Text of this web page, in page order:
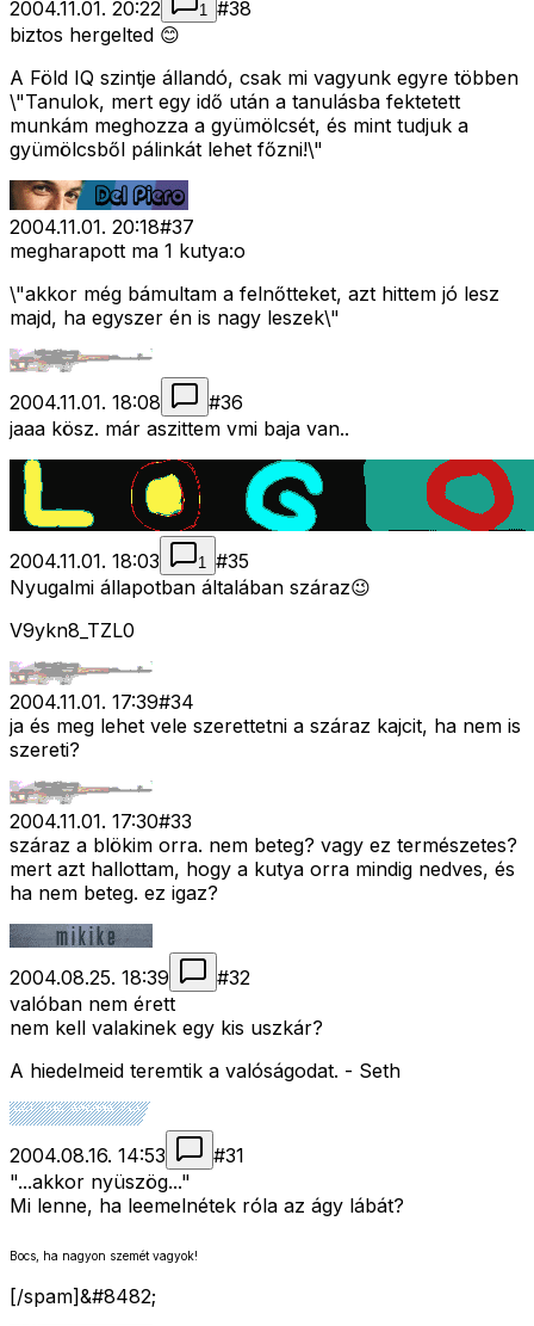
2004.11.01. 20:22 1 #38
biztos hergelted 😊
A Föld IQ szintje állandó, csak mi vagyunk egyre többen
\"Tanulok, mert egy idő után a tanulásba fektetett
munkám meghozza a gyümölcsét, és mint tudjuk a
gyümölcsből pálinkát lehet főzni!\"
2004.11.01. 20:18#37
megharapott ma 1 kutya:o
\"akkor még bámultam a felnőtteket, azt hittem jó lesz
majd, ha egyszer én is nagy leszek\"
2004.11.01. 18:08 #36
jaaa kösz. már aszittem vmi baja van..
2004.11.01. 18:03 1 #35
Nyugalmi állapotban általában száraz😉
V9ykn8_TZL0
2004.11.01. 17:39#34
ja és meg lehet vele szerettetni a száraz kajcit, ha nem is
szereti?
2004.11.01. 17:30#33
száraz a blökim orra. nem beteg? vagy ez természetes?
mert azt hallottam, hogy a kutya orra mindig nedves, és
ha nem beteg. ez igaz?
2004.08.25. 18:39 #32
valóban nem érett
nem kell valakinek egy kis uszkár?
A hiedelmeid teremtik a valóságodat. - Seth
2004.08.16. 14:53 #31
"...akkor nyüszög..."
Mi lenne, ha leemelnétek róla az ágy lábát?
Bocs, ha nagyon szemét vagyok!
[/spam]&#8482;